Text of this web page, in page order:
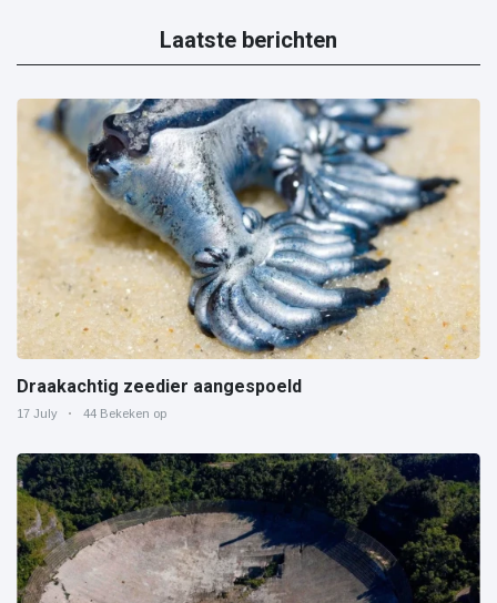
Laatste berichten
Draakachtig zeedier aangespoeld
17 July 44 Bekeken op